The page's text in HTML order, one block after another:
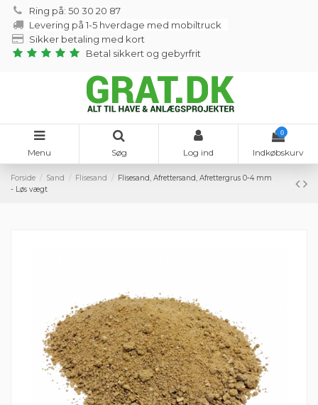
Ring på: 50 30 20 87
Levering på 1-5 hverdage med mobiltruck
Sikker betaling med kort
Betal sikkert og gebyrfrit
Menu Søg Log ind
0
Indkøbskurv
Forside Sand Flisesand
Flisesand, Afrettersand, Afrettergrus 0-4 mm
- Løs vægt